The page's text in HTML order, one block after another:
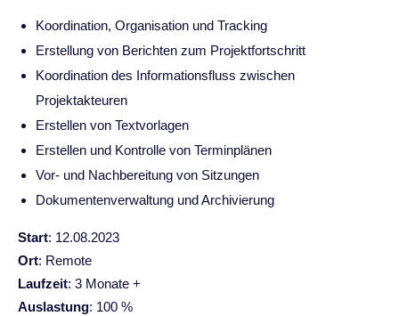
Koordination, Organisation und Tracking
Erstellung von Berichten zum Projektfortschritt
Koordination des Informationsfluss zwischen
Projektakteuren
Erstellen von Textvorlagen
Erstellen und Kontrolle von Terminplänen
Vor- und Nachbereitung von Sitzungen
Dokumentenverwaltung und Archivierung
Start: 12.08.2023
Ort: Remote
Laufzeit: 3 Monate +
Auslastung: 100 %